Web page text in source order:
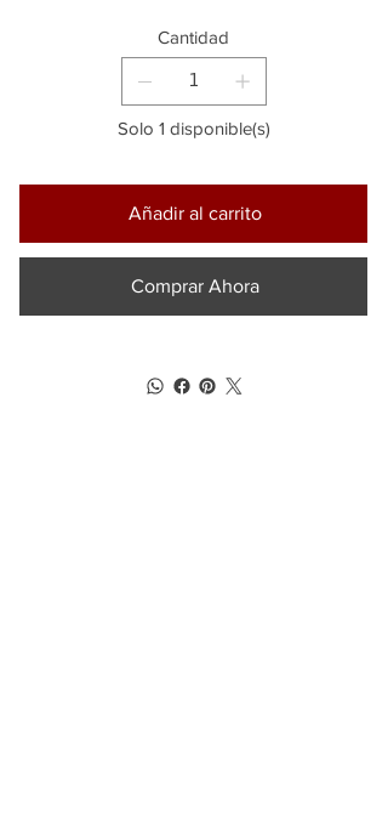
Cantidad
Solo 1 disponible(s)
Añadir al carrito
Comprar Ahora